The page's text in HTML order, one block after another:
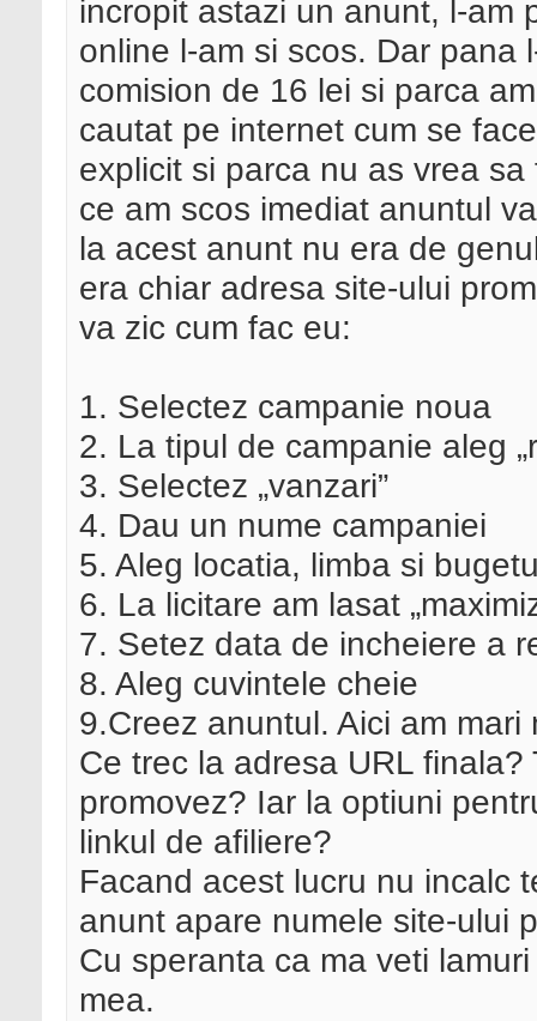
incropit astazi un anunt, l-am
online l-am si scos. Dar pana
comision de 16 lei si parca
cautat pe internet cum se
explicit si parca nu as vrea
ce am scos imediat anuntul
la acest anunt nu era de
era chiar adresa site-ului
va zic cum fac eu:
1. Selectez campanie noua
2. La tipul de campanie aleg
3. Selectez „vanzari”
4. Dau un nume campaniei
5. Aleg locatia, limba si
6. La licitare am lasat
7. Setez data de incheiere a
8. Aleg cuvintele cheie
9.Creez anuntul. Aici am mari
Ce trec la adresa URL
promovez? Iar la optiuni
linkul de afiliere?
Facand acest lucru nu incalc
anunt apare numele site-ului
Cu speranta ca ma veti
mea.